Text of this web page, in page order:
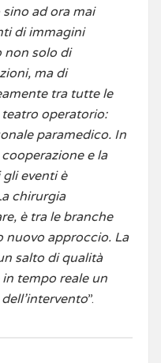
ad ora mai
di immagini
non solo di
ma di
tra tutte le
operatorio:
paramedico. In
e la
eventi è
chirurgia
è tra le branche
nuovo approccio. La
salto di qualità
tempo reale un
”.